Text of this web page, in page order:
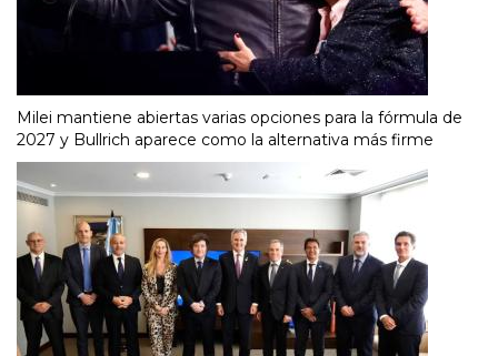
Milei mantiene abiertas varias opciones para la fórmula de
2027 y Bullrich aparece como la alternativa más firme